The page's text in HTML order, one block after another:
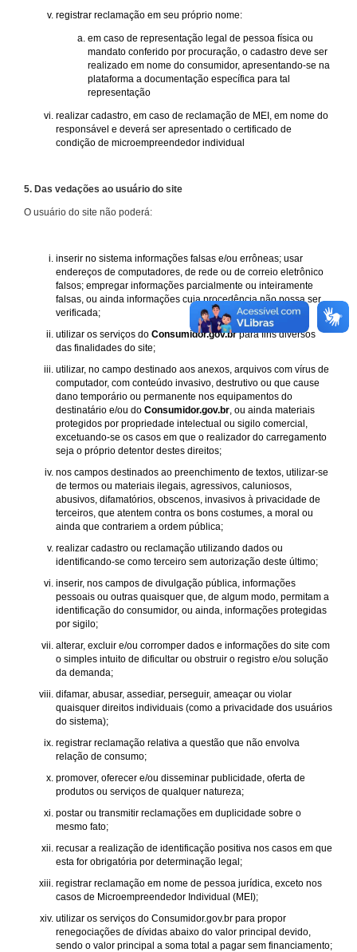
registrar reclamação em seu próprio nome:
em caso de representação legal de pessoa física ou
mandato conferido por procuração, o cadastro deve ser
realizado em nome do consumidor, apresentando-se na
plataforma a documentação específica para tal
representação
realizar cadastro, em caso de reclamação de MEI, em nome do
responsável e deverá ser apresentado o certificado de
condição de microempreendedor individual
5. Das vedações ao usuário do site
O usuário do site não poderá:
inserir no sistema informações falsas e/ou errôneas; usar
endereços de computadores, de rede ou de correio eletrônico
falsos; empregar informações parcialmente ou inteiramente
falsas, ou ainda informações cuja procedência não possa ser
verificada;
utilizar os serviços do Consumidor.gov.brpara fins diversos
das finalidades do site;
utilizar, no campo destinado aos anexos, arquivos com vírus de
computador, com conteúdo invasivo, destrutivo ou que cause
dano temporário ou permanente nos equipamentos do
destinatário e/ou do Consumidor.gov.br , ou ainda materiais
protegidos por propriedade intelectual ou sigilo comercial,
excetuando-se os casos em que o realizador do carregamento
seja o próprio detentor destes direitos;
nos campos destinados ao preenchimento de textos, utilizar-se
de termos ou materiais ilegais, agressivos, caluniosos,
abusivos, difamatórios, obscenos, invasivos à privacidade de
terceiros, que atentem contra os bons costumes, a moral ou
ainda que contrariem a ordem pública;
realizar cadastro ou reclamação utilizando dados ou
identificando-se como terceiro sem autorização deste último;
inserir, nos campos de divulgação pública, informações
pessoais ou outras quaisquer que, de algum modo, permitam a
identificação do consumidor, ou ainda, informações protegidas
por sigilo;
alterar, excluir e/ou corromper dados e informações do site com
o simples intuito de dificultar ou obstruir o registro e/ou solução
da demanda;
difamar, abusar, assediar, perseguir, ameaçar ou violar
quaisquer direitos individuais (como a privacidade dos usuários
do sistema);
registrar reclamação relativa a questão que não envolva
relação de consumo;
promover, oferecer e/ou disseminar publicidade, oferta de
produtos ou serviços de qualquer natureza;
postar ou transmitir reclamações em duplicidade sobre o
mesmo fato;
recusar a realização de identificação positiva nos casos em que
esta for obrigatória por determinação legal;
registrar reclamação em nome de pessoa jurídica, exceto nos
casos de Microempreendedor Individual (MEI);
utilizar os serviços do Consumidor.gov.br para propor
renegociações de dívidas abaixo do valor principal devido,
sendo o valor principal a soma total a pagar sem financiamento;